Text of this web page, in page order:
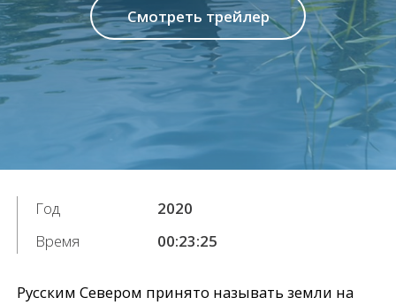
Смотреть трейлер
Год
2020
Время
00:23:25
Русским Севером принято называть земли на